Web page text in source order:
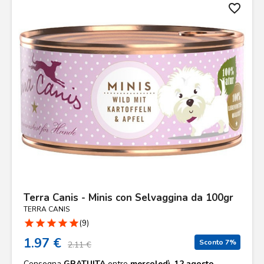
favorite_border
Terra Canis - Minis con Selvaggina da 100gr
TERRA CANIS
star star star star star(9)
1.97 € 2.11 € Sconto 7%